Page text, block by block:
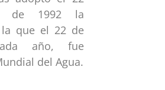
de 1992 la
que el 22 de
año, fue
del Agua.